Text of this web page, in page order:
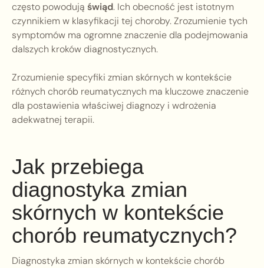
często powodują świąd. Ich obecność jest istotnym
czynnikiem w klasyfikacji tej choroby. Zrozumienie tych
symptomów ma ogromne znaczenie dla podejmowania
dalszych kroków diagnostycznych.
Zrozumienie specyfiki zmian skórnych w kontekście
różnych chorób reumatycznych ma kluczowe znaczenie
dla postawienia właściwej diagnozy i wdrożenia
adekwatnej terapii.
Jak przebiega
diagnostyka zmian
skórnych w kontekście
chorób reumatycznych?
Diagnostyka zmian skórnych w kontekście chorób